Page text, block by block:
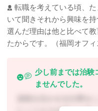
転職を考えている頃、
いて聞きそれから興味を
選んだ理由は他と比べて
たからです。（福岡オフィ
少し前までは治験
ませんでした。